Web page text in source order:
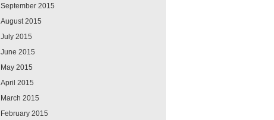
September 2015
August 2015
July 2015
June 2015
May 2015
April 2015
March 2015
February 2015